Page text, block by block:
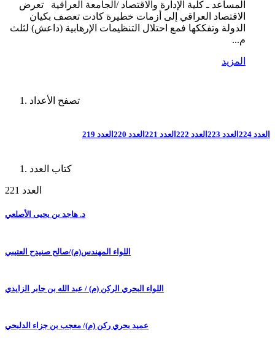
المساعد ـ كلية الإدارة والاقتصاد /الجامعة العراقية تعرض
الاقتصاد العراقي إلى أزمات خطيرة كادت تعصف بكيان
الدولة وتفككها فمع احتلال التنظيمات الإرهابية (داعش) لثلث
م...
المزيد
تصفح الأعداد
العدد 224 العدد 223 العدد 222 العدد 221 العدد 220 العدد 219
كتاب العدد
العدد 221
د. هاجد بن يحيى الأصلعي
اللواء المهندس(م)/صالح صنيدح العتيبي
اللواء البحري الركن (م) / عبد الله بن جابر الزايدي
عميد بحري ركن (م)/ معجب بن جزاء الدلبحي